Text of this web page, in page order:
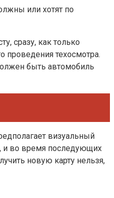
или хотят по
сразу, как только
проведения техосмотра.
быть автомобиль
визуальный
и во время последующих
новую карту нельзя,